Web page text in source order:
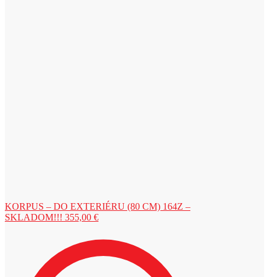
KORPUS – DO EXTERIÉRU (80 CM) 164Z –
SKLADOM!!! 355,00 €